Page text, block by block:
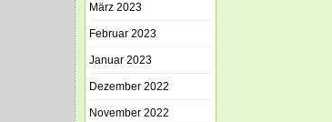
März 2023
Februar 2023
Januar 2023
Dezember 2022
November 2022